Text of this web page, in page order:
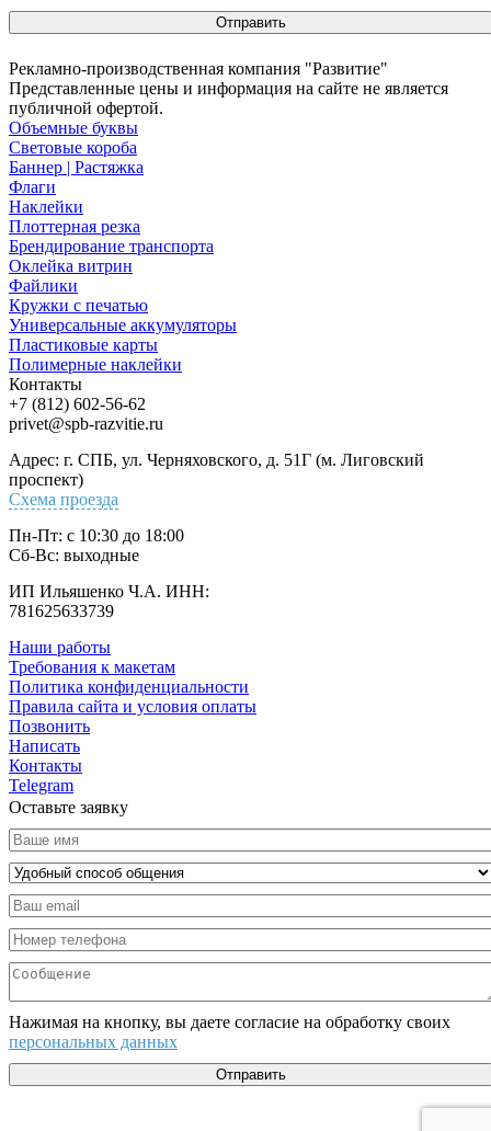
Отправить
Рекламно-производственная компания "Развитие"
Представленные цены и информация на сайте не является
публичной офертой.
Объемные буквы
Световые короба
Баннер | Растяжка
Флаги
Наклейки
Плоттерная резка
Брендирование транспорта
Оклейка витрин
Файлики
Кружки с печатью
Универсальные аккумуляторы
Пластиковые карты
Полимерные наклейки
Контакты
+7 (812) 602-56-62
privet@spb-razvitie.ru
Адрес: г. СПБ, ул. Черняховского, д. 51Г (м. Лиговский
проспект)
Схема проезда
Пн-Пт: с 10:30 до 18:00
Cб-Вс: выходные
ИП Ильяшенко Ч.А. ИНН:
781625633739
Наши работы
Требования к макетам
Политика конфиденциальности
Правила сайта и условия оплаты
Позвонить
Написать
Контакты
Telegram
Оставьте заявку
Нажимая на кнопку, вы даете согласие на обработку своих
персональных данных
Отправить